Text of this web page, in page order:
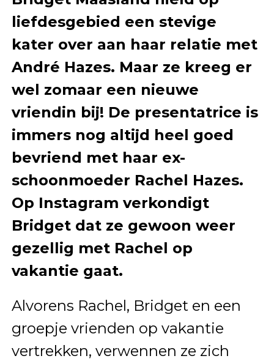
liefdesgebied een stevige
kater over aan haar relatie met
André Hazes. Maar ze kreeg er
wel zomaar een nieuwe
vriendin bij! De presentatrice is
immers nog altijd heel goed
bevriend met haar ex-
schoonmoeder Rachel Hazes.
Op Instagram verkondigt
Bridget dat ze gewoon weer
gezellig met Rachel op
vakantie gaat.
Alvorens Rachel, Bridget en een
groepje vrienden op vakantie
vertrekken, verwennen ze zich